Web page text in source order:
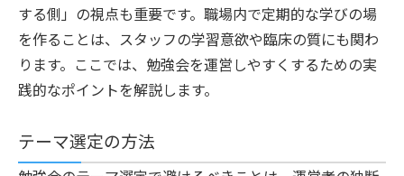
する側」の視点も重要です。職場内で定期的な学びの場
を作ることは、スタッフの学習意欲や臨床の質にも関わ
ります。ここでは、勉強会を運営しやすくするための実
践的なポイントを解説します。
テーマ選定の方法